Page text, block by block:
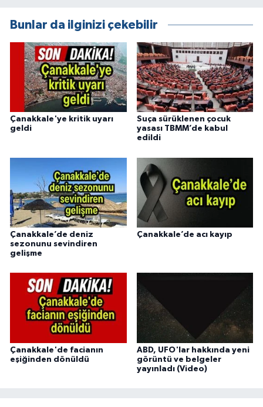
Bunlar da ilginizi çekebilir
Çanakkale'ye kritik uyarı
geldi
Suça sürüklenen çocuk
yasası TBMM’de kabul
edildi
Çanakkale’de deniz
sezonunu sevindiren
gelişme
Çanakkale’de acı kayıp
Çanakkale'de facianın
eşiğinden dönüldü
ABD, UFO'lar hakkında yeni
görüntü ve belgeler
yayınladı (Video)